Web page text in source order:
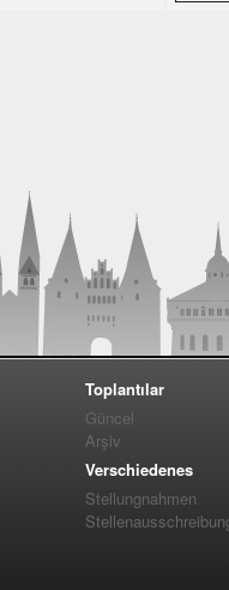
Toplantılar
Güncel
Arşiv
Verschiedenes
Stellungnahmen